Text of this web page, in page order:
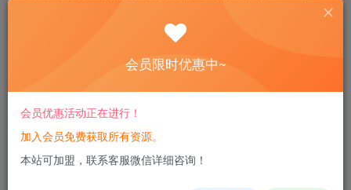
8.8
免费
您当前未登录！建议登陆后购买，可保存购买订单
会员限时优惠中~
会员优惠活动正在进行！
加入会员免费获取所有资源。
本站可加盟，联系客服微信详细咨询！